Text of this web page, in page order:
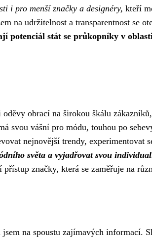
i pro menší značky a designéry, kteří
na udržitelnost a transparentnost se
potenciál stát se průkopníky v
obrací na širokou škálu
svou vášní pro módu, touhou po
nejnovější trendy, experimentovat
světa a vyjadřovat svou
značky, která se zaměřuje na
na spoustu zajímavých informací.